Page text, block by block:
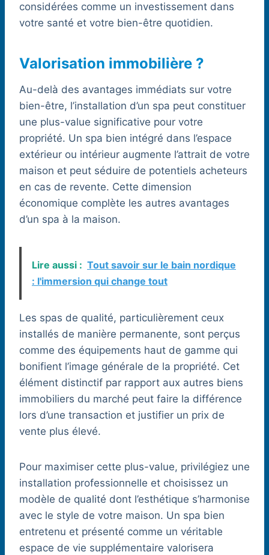
considérées comme un investissement dans
votre santé et votre bien-être quotidien.
Valorisation immobilière ?
Au-delà des avantages immédiats sur votre
bien-être, l’installation d’un spa peut constituer
une plus-value significative pour votre
propriété. Un spa bien intégré dans l’espace
extérieur ou intérieur augmente l’attrait de votre
maison et peut séduire de potentiels acheteurs
en cas de revente. Cette dimension
économique complète les autres avantages
d’un spa à la maison.
Lire aussi : Tout savoir sur le bain nordique
: l'immersion qui change tout
Les spas de qualité, particulièrement ceux
installés de manière permanente, sont perçus
comme des équipements haut de gamme qui
bonifient l’image générale de la propriété. Cet
élément distinctif par rapport aux autres biens
immobiliers du marché peut faire la différence
lors d’une transaction et justifier un prix de
vente plus élevé.
Pour maximiser cette plus-value, privilégiez une
installation professionnelle et choisissez un
modèle de qualité dont l’esthétique s’harmonise
avec le style de votre maison. Un spa bien
entretenu et présenté comme un véritable
espace de vie supplémentaire valorisera